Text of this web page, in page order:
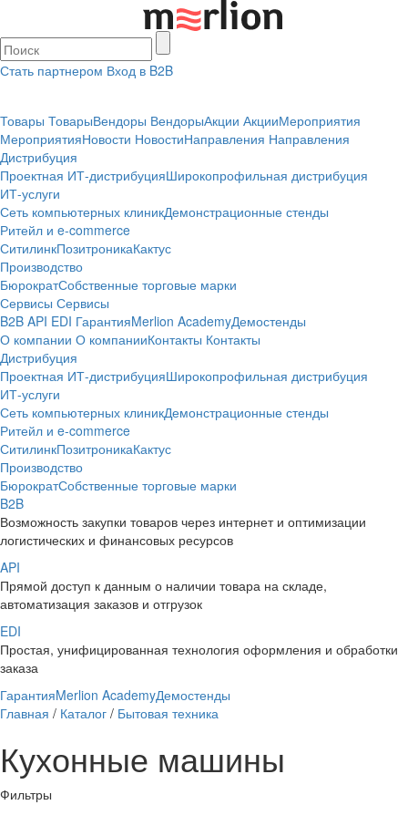
Стать партнером Вход в B2B
Товары ТоварыВендоры ВендорыАкции АкцииМероприятия
МероприятияНовости НовостиНаправления Направления
Дистрибуция
Проектная ИТ-дистрибуцияШирокопрофильная дистрибуция
ИТ-услуги
Сеть компьютерных клиникДемонстрационные стенды
Ритейл и e-commerce
СитилинкПозитроникаКактус
Производство
БюрократСобственные торговые марки
Сервисы Сервисы
B2B API EDI ГарантияMerlion AcademyДемостенды
О компании О компанииКонтакты Контакты
Дистрибуция
Проектная ИТ-дистрибуцияШирокопрофильная дистрибуция
ИТ-услуги
Сеть компьютерных клиникДемонстрационные стенды
Ритейл и e-commerce
СитилинкПозитроникаКактус
Производство
БюрократСобственные торговые марки
B2B
Возможность закупки товаров через интернет и оптимизации
логистических и финансовых ресурсов
API
Прямой доступ к данным о наличии товара на складе,
автоматизация заказов и отгрузок
EDI
Простая, унифицированная технология оформления и обработки
заказа
ГарантияMerlion AcademyДемостенды
Главная / Каталог / Бытовая техника
Кухонные машины
Фильтры